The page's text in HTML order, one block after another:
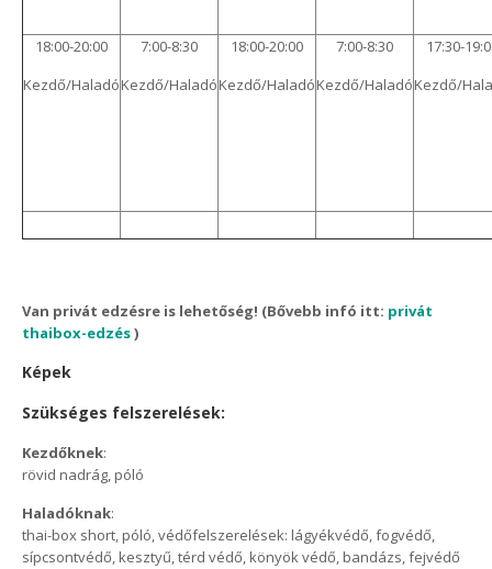
18:00-20:00
Kezdő/Haladó
7:00-8:30
Kezdő/Haladó
18:00-20:00
Kezdő/Haladó
7:00-8:30
Kezdő/Haladó
17:30-
Kezdő/
Van privát edzésre is lehetőség! (Bővebb infó itt: privát
thaibox-edzés)
Képek
Szükséges felszerelések:
Kezdőknek:
rövid nadrág, póló
Haladóknak:
thai-box short, póló, védőfelszerelések: lágyékvédő, fogvédő,
sípcsontvédő, kesztyű, térd védő, könyök védő, bandázs, fejvédő